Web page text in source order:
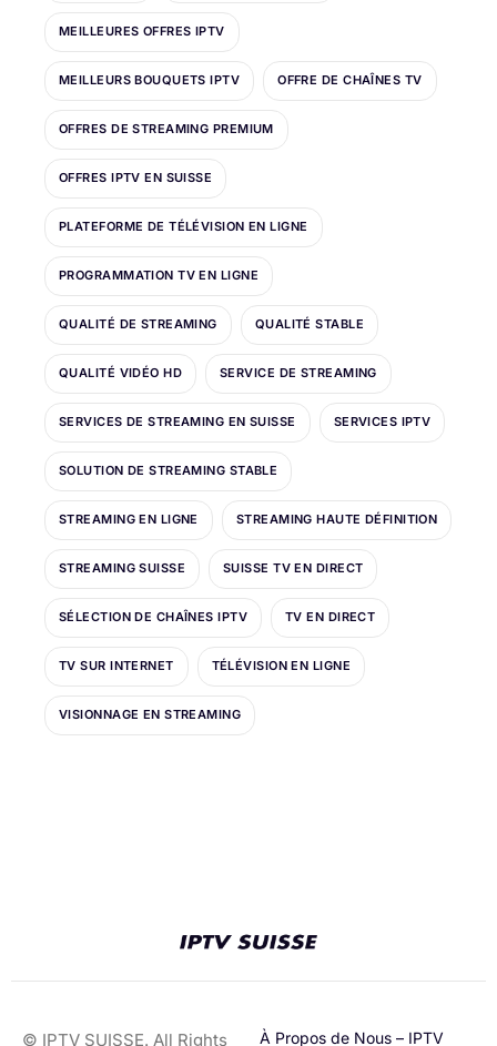
MEILLEURES OFFRES IPTV
MEILLEURS BOUQUETS IPTV OFFRE DE CHAÎNES TV
OFFRES DE STREAMING PREMIUM
OFFRES IPTV EN SUISSE
PLATEFORME DE TÉLÉVISION EN LIGNE
PROGRAMMATION TV EN LIGNE
QUALITÉ DE STREAMING QUALITÉ STABLE
QUALITÉ VIDÉO HD SERVICE DE STREAMING
SERVICES DE STREAMING EN SUISSE SERVICES IPTV
SOLUTION DE STREAMING STABLE
STREAMING EN LIGNE STREAMING HAUTE DÉFINITION
STREAMING SUISSE SUISSE TV EN DIRECT
SÉLECTION DE CHAÎNES IPTV TV EN DIRECT
TV SUR INTERNET TÉLÉVISION EN LIGNE
VISIONNAGE EN STREAMING
© IPTV SUISSE. All Rights À Propos de Nous – IPTV